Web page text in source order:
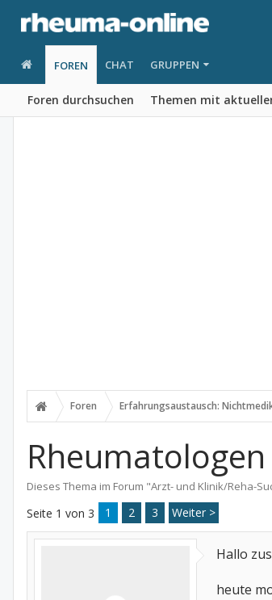
FOREN
Foren durchsuchen Themen mit
CHAT GRUPPEN
Foren Erfahrungsaustausch:
Dieses Thema im Forum "Arzt- und Klinik/Reha-
Seite 1 von 3 1 2 3 Weiter >
Hallo
heute